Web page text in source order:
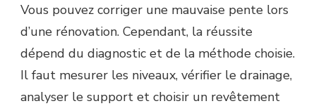
Vous pouvez corriger une mauvaise pente lors
d’une rénovation. Cependant, la réussite
dépend du diagnostic et de la méthode choisie.
Il faut mesurer les niveaux, vérifier le drainage,
analyser le support et choisir un revêtement